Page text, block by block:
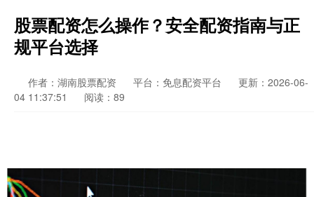
股票配资怎么操作？安全配资指南与正
规平台选择
作者：湖南股票配资 平台：免息配资平台
更新：2026-06-
04 11:37:51
阅读：89